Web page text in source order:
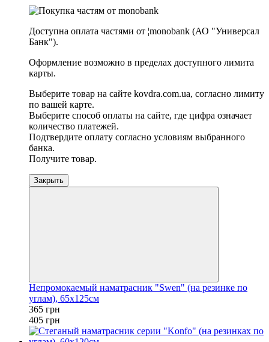
Доступна оплата частями от ¦monobank (АО "Универсал
Банк").
Оформление возможно в пределах доступного лимита
карты.
Выберите товар на сайте kovdra.com.ua, согласно лимиту
по вашей карте.
Выберите способ оплаты на сайте, где цифра означает
количество платежей.
Подтвердите оплату согласно условиям выбранного
банка.
Получите товар.
Закрыть
Непромокаемый наматрасник "Swen" (на резинке по
углам), 65х125см
365 грн
405 грн